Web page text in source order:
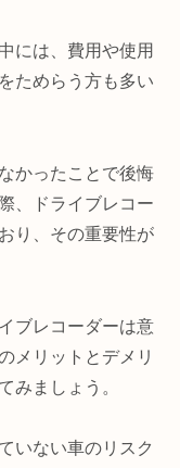
には、費用や使用
ためらう方も多い
かったことで後悔
、ドライブレコー
り、その重要性が
ブレコーダーは意
メリットとデメリ
みましょう。
いない車のリスク